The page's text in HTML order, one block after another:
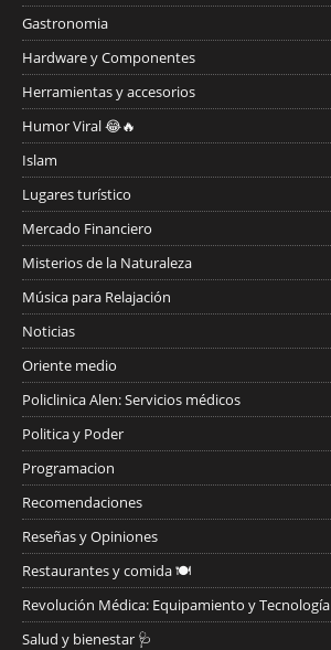
Gastronomia
Hardware y Componentes
Herramientas y accesorios
Humor Viral 😂🔥
Islam
Lugares turístico
Mercado Financiero
Misterios de la Naturaleza
Música para Relajación
Noticias
Oriente medio
Policlinica Alen: Servicios médicos
Politica y Poder
Programacion
Recomendaciones
Reseñas y Opiniones
Restaurantes y comida 🍽️
Revolución Médica: Equipamiento y Tecnología
Salud y bienestar 🩺